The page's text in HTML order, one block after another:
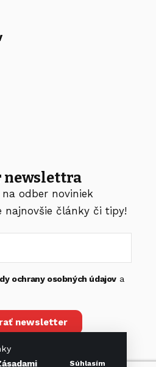
Súhlasím
newslettra
na odber noviniek
najnovšie články či tipy!
ochrany osobných údajova
newsletter